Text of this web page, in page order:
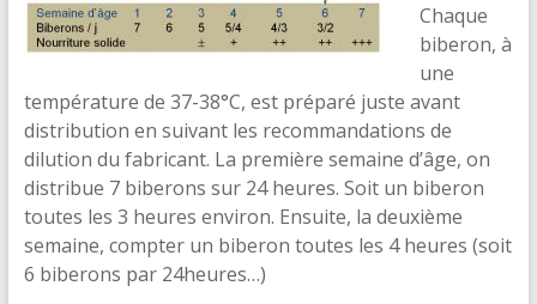
Chaque
biberon, à
une
température de 37-38°C, est préparé juste avant
distribution en suivant les recommandations de
dilution du fabricant. La première semaine d’âge, on
distribue 7 biberons sur 24 heures. Soit un biberon
toutes les 3 heures environ. Ensuite, la deuxième
semaine, compter un biberon toutes les 4 heures (soit
6 biberons par 24heures…)